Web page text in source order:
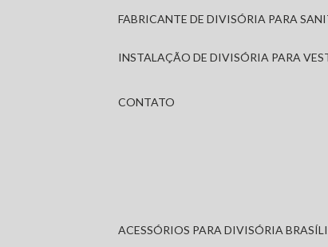
FABRICANTE DE DIVISÓRIA PARA
INSTALAÇÃO DE DIVISÓRIA PARA
CONTATO
ACESSÓRIOS PARA DIVISÓRIA